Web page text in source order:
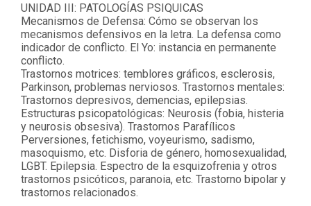
UNIDAD III: PATOLOGÍAS PSIQUICAS
Mecanismos de Defensa: Cómo se observan los
mecanismos defensivos en la letra. La defensa como
indicador de conflicto. El Yo: instancia en permanente
conflicto.
Trastornos motrices: temblores gráficos, esclerosis,
Parkinson, problemas nerviosos. Trastornos mentales:
Trastornos depresivos, demencias, epilepsias.
Estructuras psicopatológicas: Neurosis (fobia, histeria
y neurosis obsesiva). Trastornos Parafílicos
Perversiones, fetichismo, voyeurismo, sadismo,
masoquismo, etc. Disforia de género, homosexualidad,
LGBT. Epilepsia. Espectro de la esquizofrenia y otros
trastornos psicóticos, paranoia, etc. Trastorno bipolar y
trastornos relacionados.